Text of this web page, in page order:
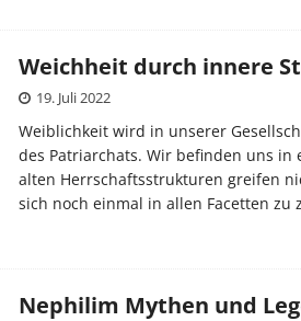
Weichheit durch innere
19. Juli 2022
Weiblichkeit wird in unserer
des Patriarchats. Wir befinden uns
alten Herrschaftsstrukturen greifen
sich noch einmal in allen Facetten zu
Nephilim Mythen und